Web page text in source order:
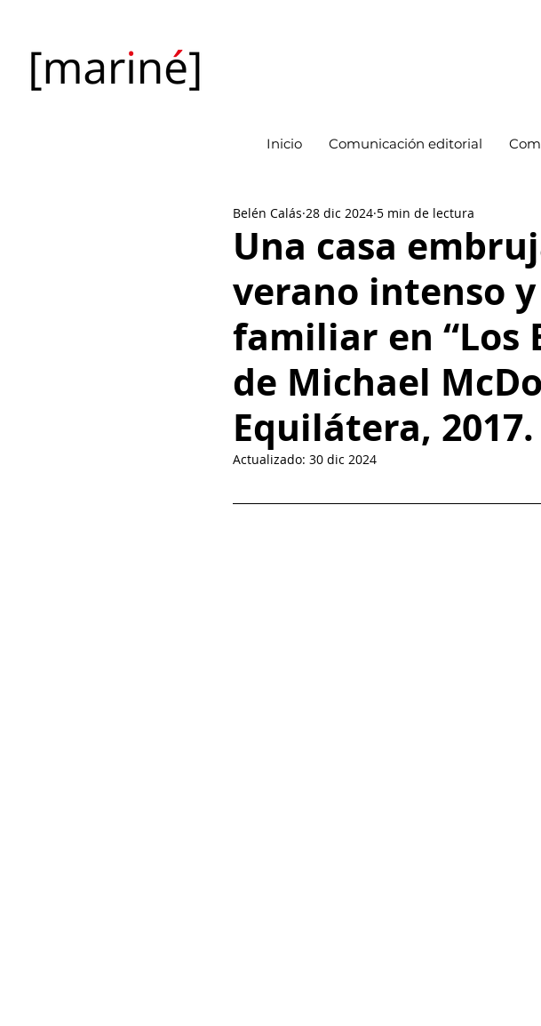
Inicio Comunicación editorial
Una casa
verano intenso
familiar en “Los
de Michael
Equilátera, 2017.
Belén Calás 28 dic 2024 5 min de lectura
Actualizado: 30 dic 2024